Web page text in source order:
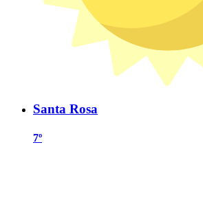
Santa Rosa
7º